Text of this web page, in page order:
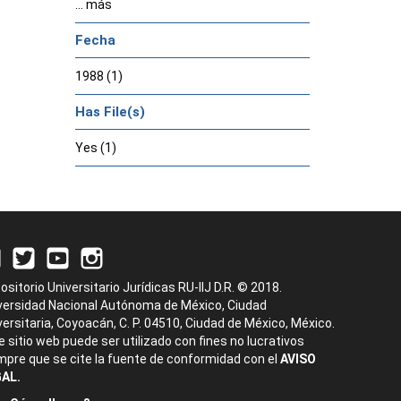
... más
Fecha
1988 (1)
Has File(s)
Yes (1)
Universitario Jurídicas RU-IIJ D.R. © 2018.
Nacional Autónoma de México, Ciudad
Coyoacán, C. P. 04510, Ciudad de México, México.
sitio web puede ser utilizado con fines no lucrativos
que se cite la fuente de conformidad con el AVISO